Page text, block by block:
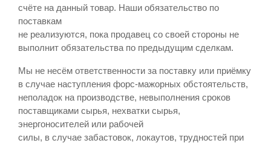
счёте на данный товар. Наши обязательство по
поставкам
не реализуются, пока продавец со своей стороны не
выполнит обязательства по предыдущим сделкам.
Мы не несём ответственности за поставку или приёмку
в случае наступления форс-мажорных обстоятельств,
неполадок на производстве, невыполнения сроков
поставщиками сырья, нехватки сырья,
энергоносителей или рабочей
силы, в случае забастовок, локаутов, трудностей при